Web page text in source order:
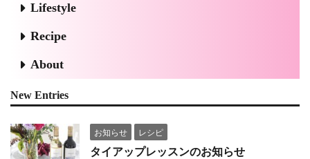
Lifestyle
Recipe
About
New Entries
お知らせ
レシピ
タイアップレッスンのお知らせ